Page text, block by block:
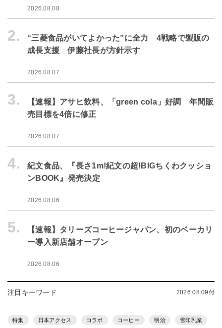
2026.08.08
2.
“三菱食品がいてよかった”に全力 4戦略で製販の
成長支援 伊藤社長が方針示す
2026.08.07
3.
【速報】アサヒ飲料、「green cola」好調 年間販
売目標を4倍に修正
2026.08.07
4.
紀文食品、『長さ1m!紀文の超!BIGちくわクッショ
ンBOOK』発売決定
2026.08.06
5.
【速報】タリーズコーヒージャパン、初のベーカリ
ー導入新店舗オープン
2026.08.06
注目キーワード 2026.08.09付
特集 日本アクセス コラボ コーヒー 明治 雪印乳業